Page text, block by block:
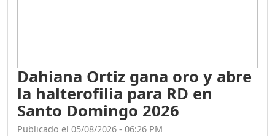
Dahiana Ortiz gana oro y abre
la halterofilia para RD en
Santo Domingo 2026
Publicado el 05/08/2026 - 06:26 PM